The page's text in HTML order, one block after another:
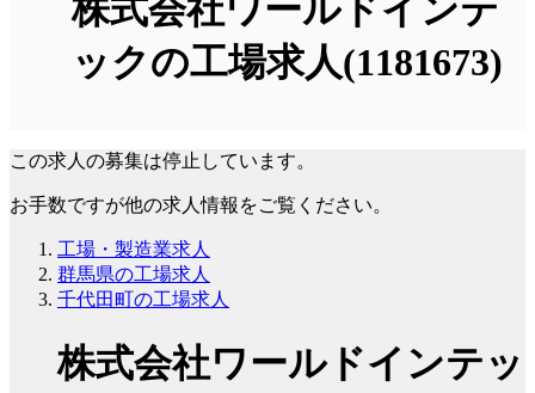
株式会社ワールドインテ
ックの工場求人(1181673)
この求人の募集は停止しています。
お手数ですが他の求人情報をご覧ください。
工場・製造業求人
群馬県の工場求人
千代田町の工場求人
株式会社ワールドインテッ